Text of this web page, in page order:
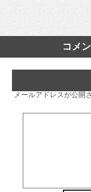
コメ
メールアドレスが公開